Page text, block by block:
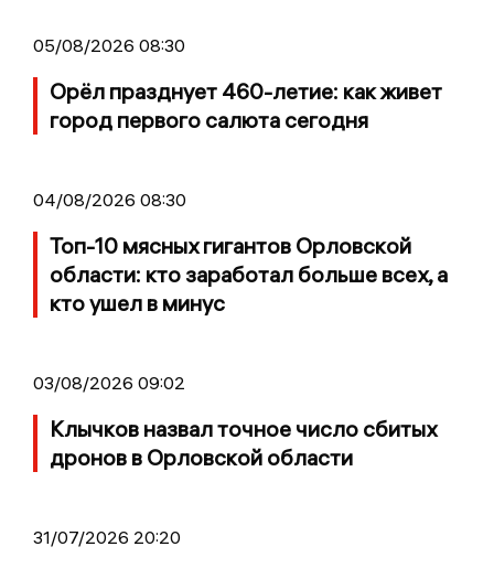
05/08/2026 08:30
Орёл празднует 460-летие: как живет
город первого салюта сегодня
04/08/2026 08:30
Топ-10 мясных гигантов Орловской
области: кто заработал больше всех, а
кто ушел в минус
03/08/2026 09:02
Клычков назвал точное число сбитых
дронов в Орловской области
31/07/2026 20:20